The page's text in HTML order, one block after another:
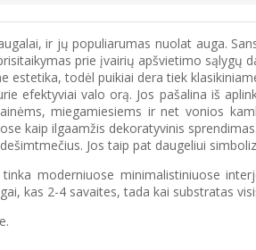
ir jų populiarumas nuolat auga.
prie įvairių apšvietimo sąlygų
estetika, todėl puikiai dera tiek
efektyviai valo orą. Jos pašalina iš
miegamiesiems ir net vonios
kaip ilgaamžis dekoratyvinis sprendimas.
Jos taip pat daugeliui
moderniuose minimalistiniuose
kas 2-4 savaites, tada kai substratas